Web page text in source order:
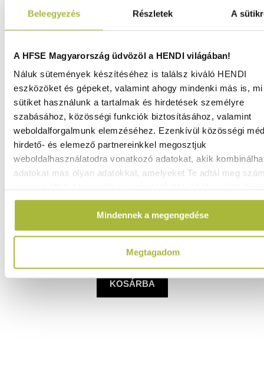
Beleegyezés Részletek A
A HFSE Magyarország üdvözöl a HENDI világában!
Náluk sütemények készítéséhez is találsz kiváló HENDI
eszközöket és gépeket, valamint ahogy mindenki más is,
sütiket használunk a tartalmak és hirdetések személyre
szabásához, közösségi funkciók biztosításához, valamint
weboldalforgalmunk elemzéséhez. Ezenkívül közösségi
hirdető- és elemező partnereinkkel megosztjuk
weboldalhasználatodra vonatkozó adatokat, akik
adatokat más olyan adatokkal, amelyeket Te adtál meg
Mindennek a megengedése
Megtagadom
Bemutató vitrin 98L – fekete – 230V / 210W –
452x406x(H)1116 mm - HENDI 233269
Raktáron
217.390Ft 216.750Ft
170.669Ft+ ÁFA)
KOSÁRBA